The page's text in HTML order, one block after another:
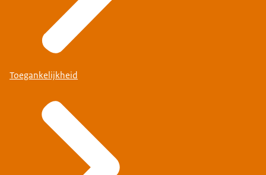
Toegankelijkheid